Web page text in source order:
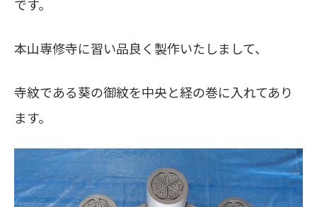
です。
本山専修寺に習い品良く製作いたしまして、
寺紋である葵の御紋を中央と経の巻に入れてあり
ます。